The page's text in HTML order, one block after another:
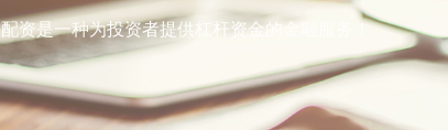
配资是一种为投资者提供杠杆资金的金融服务！